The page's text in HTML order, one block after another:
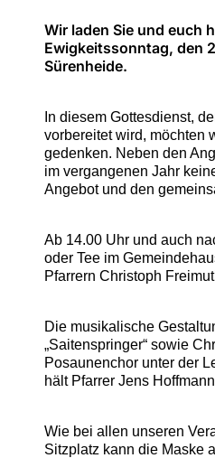
Wir laden Sie und euch
Ewigkeitssonntag, den
Sürenheide.
In diesem Gottesdienst,
vorbereitet wird, möchten
gedenken. Neben den
im vergangenen Jahr
Angebot und den
Ab 14.00 Uhr und auch
oder Tee im
Pfarrern Christoph
Die musikalische
„Saitenspringer“ sowie
Posaunenchor unter der
hält Pfarrer Jens
Wie bei allen unseren
Sitzplatz kann die Maske